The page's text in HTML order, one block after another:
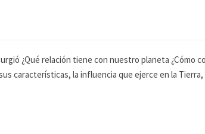
¿Qué relación tiene con nuestro planeta ¿Cómo
características, la influencia que ejerce en la